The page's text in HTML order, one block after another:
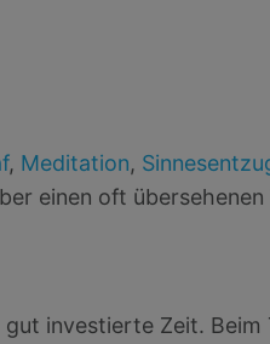
, Meditation,
einen oft
investierte Zeit. Beim